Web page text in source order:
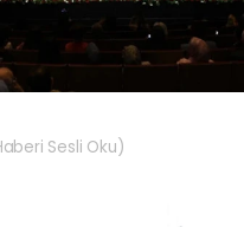
Sesli Oku)